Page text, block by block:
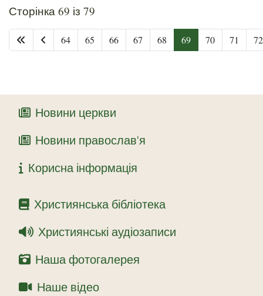
Сторінка 69 із 79
64 65 66 67 68 69 70 71 72
Новини церкви
Новини православ'я
Корисна інформація
Християнська бібліотека
Християнські аудіозаписи
Наша фотогалерея
Наше відео